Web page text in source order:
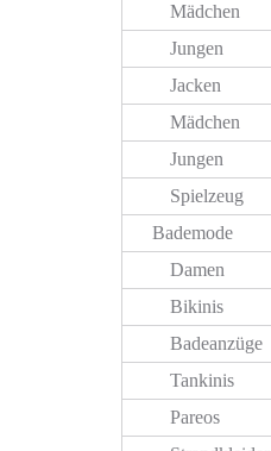
Mädchen
Jungen
Jacken
Mädchen
Jungen
Spielzeug
Bademode
Damen
Bikinis
Badeanzüge
Tankinis
Pareos